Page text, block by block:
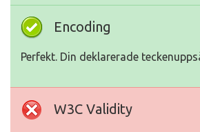
Encoding
Perfekt. Din deklarerade
W3C Validity